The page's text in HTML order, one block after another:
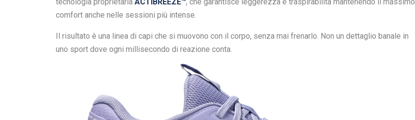
comfort anche nelle sessioni più intense.
Il risultato è una linea di capi che si muovono con il corpo, senza mai frenarlo. Non un dettaglio banale in
uno sport dove ogni millisecondo di reazione conta.